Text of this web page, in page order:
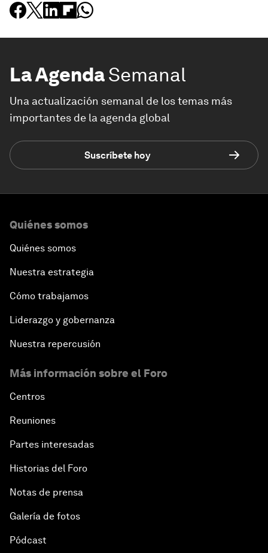
La AgendaSemanal
Una actualización semanal de los temas más
importantes de la agenda global
Suscríbete hoy
Quiénes somos
Quiénes somos
Nuestra estrategia
Cómo trabajamos
Liderazgo y gobernanza
Nuestra repercusión
Más información sobre el Foro
Centros
Reuniones
Partes interesadas
Historias del Foro
Notas de prensa
Galería de fotos
Pódcast